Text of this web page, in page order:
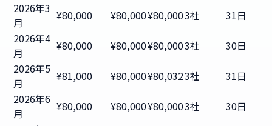
2026年3
月
¥80,000 ¥80,000¥80,0003社
31日
2026年4
月
¥80,000 ¥80,000¥80,0003社
30日
2026年5
月
¥81,000 ¥80,000¥80,0323社
31日
2026年6
月
¥80,000 ¥80,000¥80,0003社
30日